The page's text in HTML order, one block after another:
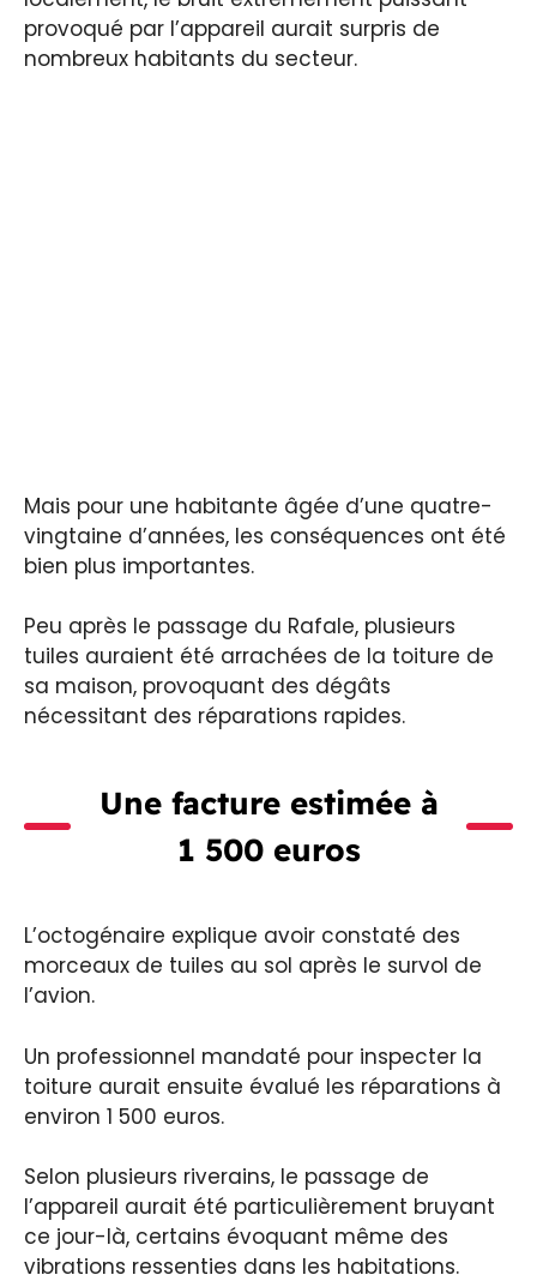
provoqué par l’appareil aurait surpris de
nombreux habitants du secteur.
Mais pour une habitante âgée d’une quatre-
vingtaine d’années, les conséquences ont été
bien plus importantes.
Peu après le passage du Rafale, plusieurs
tuiles auraient été arrachées de la toiture de
sa maison, provoquant des dégâts
nécessitant des réparations rapides.
Une facture estimée à
1 500 euros
L’octogénaire explique avoir constaté des
morceaux de tuiles au sol après le survol de
l’avion.
Un professionnel mandaté pour inspecter la
toiture aurait ensuite évalué les réparations à
environ 1 500 euros.
Selon plusieurs riverains, le passage de
l’appareil aurait été particulièrement bruyant
ce jour-là, certains évoquant même des
vibrations ressenties dans les habitations.